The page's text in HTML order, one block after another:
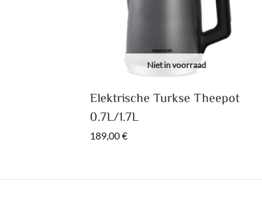
Niet in voorraad
Elektrische Turkse Theepot
0.7L/1.7L
189,00€